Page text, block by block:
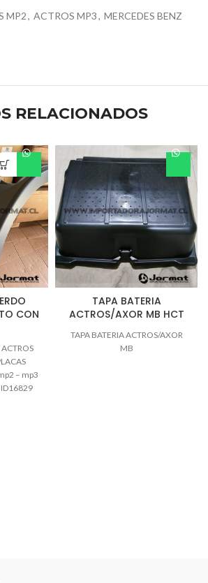
MP2, ACTROS MP3, MERCEDES BENZ
RELACIONADOS
CON
– mp3
ID16829
TAPA BATERIA
ACTROS/AXOR MB HCT
TAPA BATERIA ACTROS/AXOR
MB